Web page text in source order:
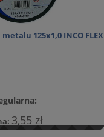
125x1,0 INCO FLEX
3,55 zł